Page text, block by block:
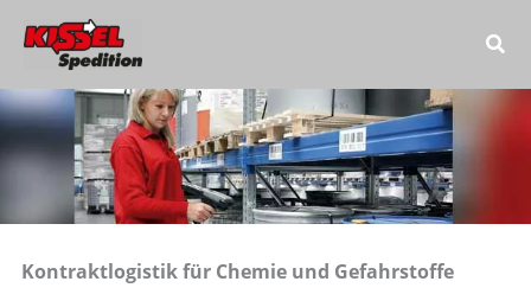
Inhalt
springen
Kontraktlogistik für Chemie und Gefahrstoffe